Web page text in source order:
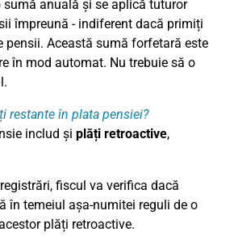
sumă anuală și se aplică tuturor
împreună - indiferent dacă primiți
pensii. Această sumă forfetară este
în mod automat. Nu trebuie să o
restante în plata pensiei?
includ și plăți retroactive,
fiscul va verifica dacă
în temeiul așa-numitei reguli de o
plăți retroactive.